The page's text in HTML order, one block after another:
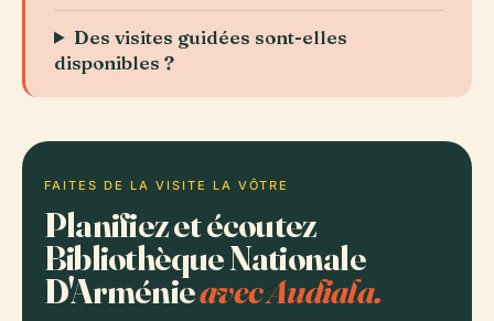
Des visites guidées sont-elles
disponibles ?
FAITES DE LA VISITE LA VÔTRE
Planifiez et écoutez
Bibliothèque Nationale
D'Arménieavec Audiala.